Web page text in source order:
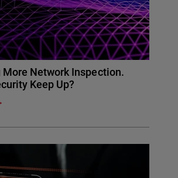
More Network Inspection.
Keep Up?